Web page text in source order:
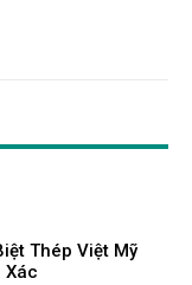
Thép Việt Mỹ
Xác